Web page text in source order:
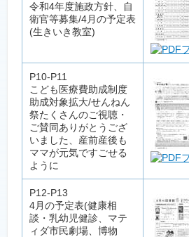
令和4年度施政方針、自
衛官等募集/4月の予定表
(生きいき教室)
P10-P11
こども医療費助成制度
助成対象拡大/せんねん
祭たくさんのご視聴・
ご賛同ありがとうござ
いました、産前産後も
ママが元気ですごせる
ように
P12-P13
4月の予定表(健康相
談・乳幼児健診、マテ
ィダ市民劇場、博物